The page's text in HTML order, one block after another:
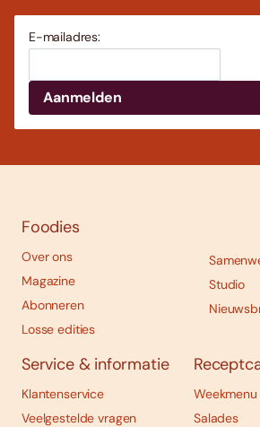
E-mailadres:
Foodies
Over ons
Magazine
Abonneren
Losse edities
Studio
Service & informatie
Klantenservice
Veelgestelde vragen
Weekmenu
Salades